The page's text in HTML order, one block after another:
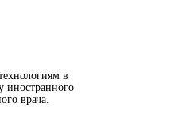
в
иностранного
врача.